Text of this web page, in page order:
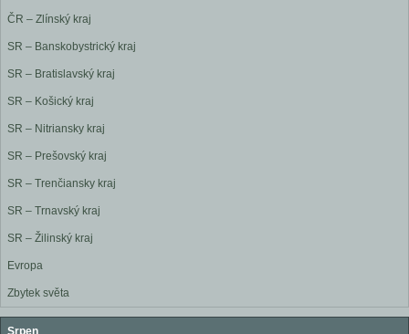
ČR – Zlínský kraj
SR – Banskobystrický kraj
SR – Bratislavský kraj
SR – Košický kraj
SR – Nitriansky kraj
SR – Prešovský kraj
SR – Trenčiansky kraj
SR – Trnavský kraj
SR – Žilinský kraj
Evropa
Zbytek světa
Srpen